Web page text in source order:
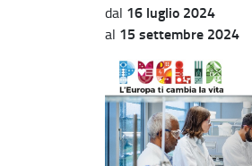
dal 16 luglio 2024
al 15 settembre 2024